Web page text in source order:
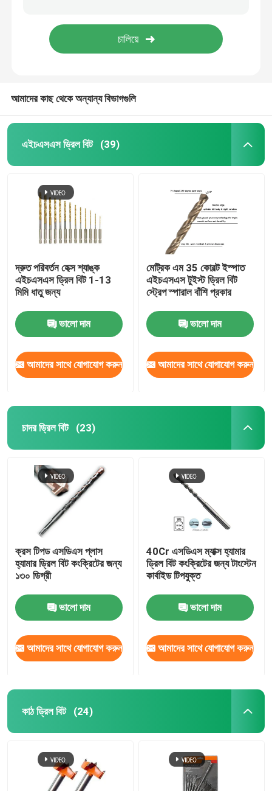
আমাদের কাছ থেকে অন্যান্য বিভাগগুলি
এইচএসএস ড্রিল বিট (39)
দ্রুত পরিবর্তন হেক্স শ্যাঙ্ক
এইচএসএস ড্রিল বিট 1-13
মিমি ধাতু জন্য
ভালো দাম
আমাদের সাথে যোগাযোগ করুন
মেট্রিক এম 35 কোবল্ট ইস্পাত
এইচএসএস টুইস্ট ড্রিল বিট
স্ট্রেপ স্পারাল বাঁশি প্রকার
ভালো দাম
আমাদের সাথে যোগাযোগ করুন
চাদর ড্রিল বিট (23)
ক্রস টিপড এসডিএস প্লাস
হ্যামার ড্রিল বিট কংক্রিটের জন্য
১৩০ ডিগ্রী
ভালো দাম
আমাদের সাথে যোগাযোগ করুন
40Cr এসডিএস ম্যাক্স হ্যামার
ড্রিল বিট কংক্রিটের জন্য টাংস্টেন
কার্বাইড টিপযুক্ত
ভালো দাম
আমাদের সাথে যোগাযোগ করুন
কাঠ ড্রিল বিট (24)